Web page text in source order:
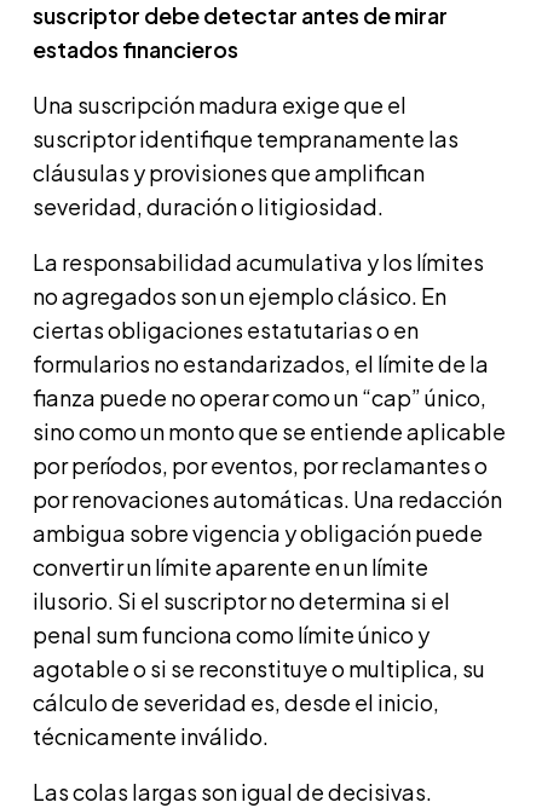
suscriptor debe detectar antes de mirar
estados financieros
Una suscripción madura exige que el
suscriptor identifique tempranamente las
cláusulas y provisiones que amplifican
severidad, duración o litigiosidad.
La responsabilidad acumulativa y los límites
no agregados son un ejemplo clásico. En
ciertas obligaciones estatutarias o en
formularios no estandarizados, el límite de la
fianza puede no operar como un “cap” único,
sino como un monto que se entiende aplicable
por períodos, por eventos, por reclamantes o
por renovaciones automáticas. Una redacción
ambigua sobre vigencia y obligación puede
convertir un límite aparente en un límite
ilusorio. Si el suscriptor no determina si el
penal sum funciona como límite único y
agotable o si se reconstituye o multiplica, su
cálculo de severidad es, desde el inicio,
técnicamente inválido.
Las colas largas son igual de decisivas.